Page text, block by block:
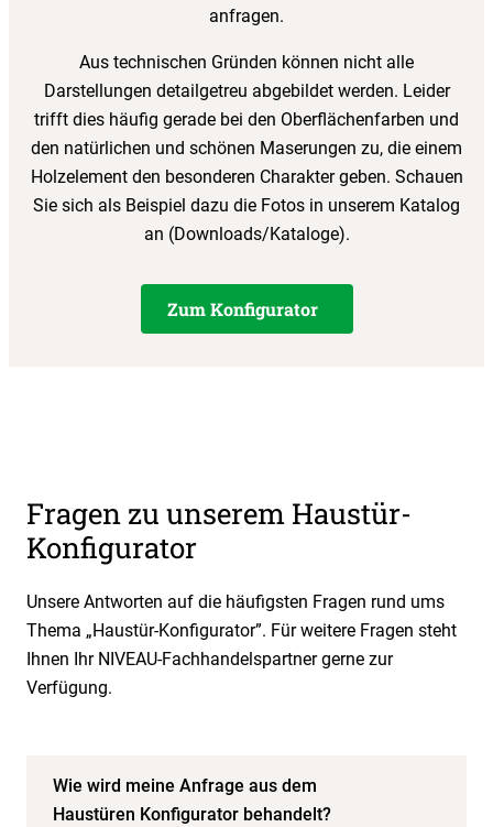
anfragen.
Aus technischen Gründen können nicht alle
Darstellungen detailgetreu abgebildet werden. Leider
trifft dies häufig gerade bei den Oberflächenfarben und
den natürlichen und schönen Maserungen zu, die einem
Holzelement den besonderen Charakter geben. Schauen
Sie sich als Beispiel dazu die Fotos in unserem Katalog
an (Downloads/Kataloge).
Zum Konfigurator
Fragen zu unserem Haustür-
Konfigurator
Unsere Antworten auf die häufigsten Fragen rund ums
Thema „Haustür-Konfigurator”. Für weitere Fragen steht
Ihnen Ihr NIVEAU-Fachhandelspartner gerne zur
Verfügung.
Wie wird meine Anfrage aus dem
Haustüren Konfigurator behandelt?